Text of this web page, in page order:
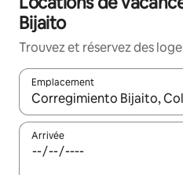
Bijaito
Trouvez et réservez des
Emplacement
Quand les résultats sont
Arrivée